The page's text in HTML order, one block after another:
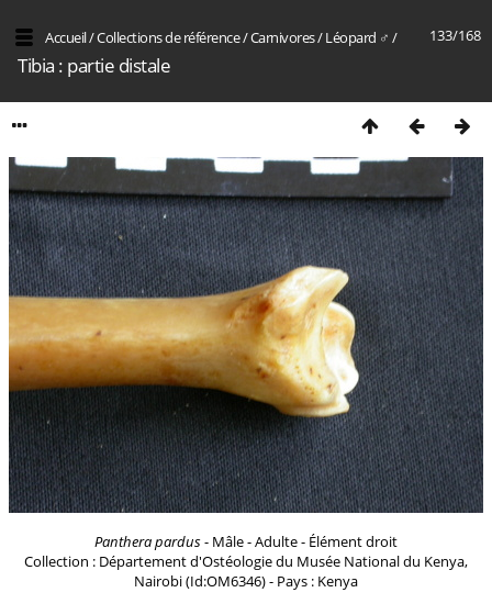
133/168
Accueil/Collections de référence/Carnivores/Léopard ♂ /
Tibia : partie distale
Panthera pardus- Mâle - Adulte - Élément droit
Collection : Département d'Ostéologie du Musée National du Kenya,
Nairobi (Id:OM6346) - Pays : Kenya